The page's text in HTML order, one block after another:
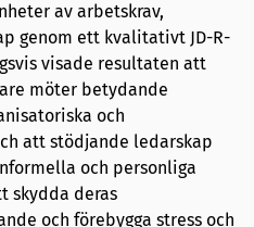
av arbetskrav,
genom ett kvalitativt JD-R-
visade resultaten att
möter betydande
och
att stödjande ledarskap
och personliga
skydda deras
och förebygga stress och